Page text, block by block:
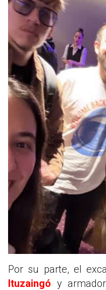
Por su parte, el
Ituzaingó y